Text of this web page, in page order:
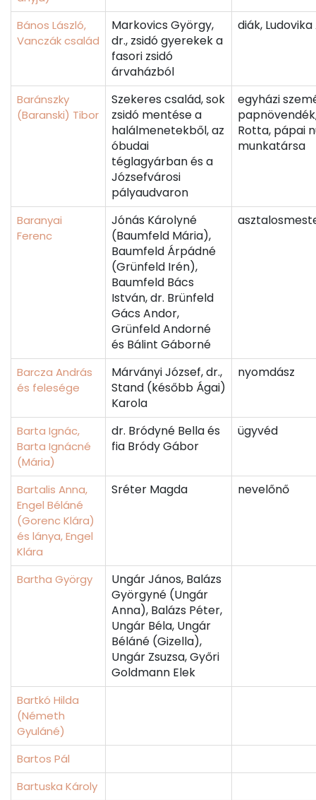
Bános László,
Vanczák család
Markovics György,
dr., zsidó gyerekek a
fasori zsidó
árvaházból
diák,
Baránszky
(Baranski) Tibor
Szekeres család, sok
zsidó mentése a
halálmenetekből, az
óbudai
téglagyárban és a
Józsefvárosi
pályaudvaron
egyházi
Rotta, pápai
munkatársa
Baranyai
Ferenc
Jónás Károlyné
(Baumfeld Mária),
Baumfeld Árpádné
(Grünfeld Irén),
Baumfeld Bács
István, dr. Brünfeld
Gács Andor,
Grünfeld Andorné
és Bálint Gáborné
Barcza András
és felesége
Márványi József, dr.,
Stand (később Ágai)
Karola
nyomdász
Barta Ignác,
Barta Ignácné
(Mária)
dr. Bródyné Bella és
fia Bródy Gábor
ügyvéd
Bartalis Anna,
Engel Béláné
(Gorenc Klára)
és lánya, Engel
Klára
Sréter Magda nevelőnő
Bartha György
Ungár János, Balázs
Györgyné (Ungár
Anna), Balázs Péter,
Ungár Béla, Ungár
Béláné (Gizella),
Ungár Zsuzsa, Győri
Goldmann Elek
Bartkó Hilda
(Németh
Gyuláné)
Bartos Pál
Bartuska Károly